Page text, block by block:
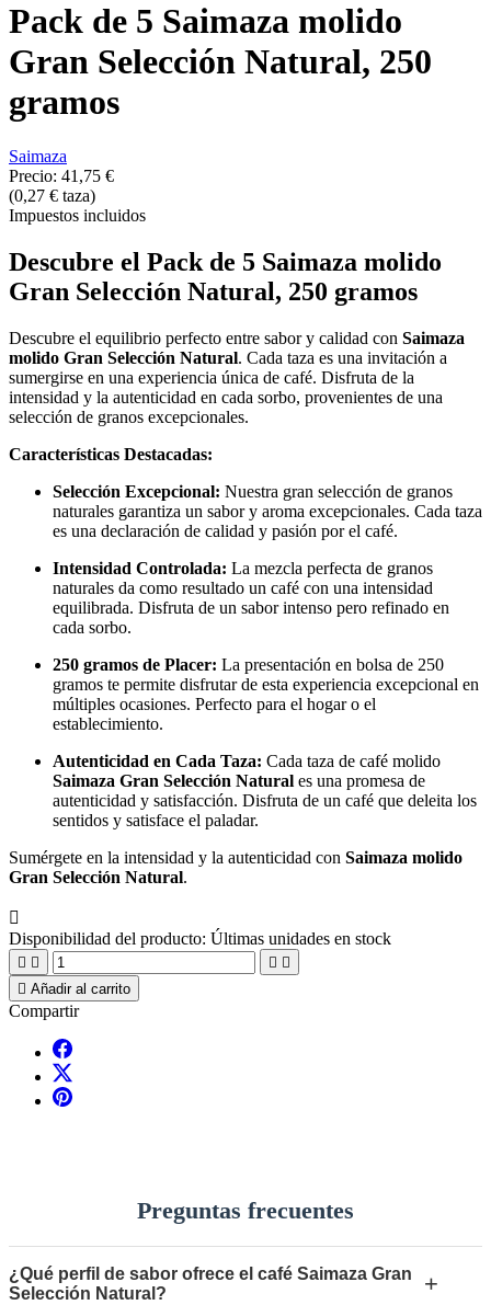
Pack de 5 Saimaza molido
Gran Selección Natural, 250
gramos
Saimaza
Precio: 41,75 €
(0,27 € taza)
Impuestos incluidos
Descubre el Pack de 5 Saimaza molido
Gran Selección Natural, 250 gramos
Descubre el equilibrio perfecto entre sabor y calidad con Saimaza
molido Gran Selección Natural. Cada taza es una invitación a
sumergirse en una experiencia única de café. Disfruta de la
intensidad y la autenticidad en cada sorbo, provenientes de una
selección de granos excepcionales.
Características Destacadas:
Selección Excepcional: Nuestra gran selección de granos
naturales garantiza un sabor y aroma excepcionales. Cada taza
es una declaración de calidad y pasión por el café.
Intensidad Controlada: La mezcla perfecta de granos
naturales da como resultado un café con una intensidad
equilibrada. Disfruta de un sabor intenso pero refinado en
cada sorbo.
250 gramos de Placer: La presentación en bolsa de 250
gramos te permite disfrutar de esta experiencia excepcional en
múltiples ocasiones. Perfecto para el hogar o el
establecimiento.
Autenticidad en Cada Taza: Cada taza de café molido
Saimaza Gran Selección Natural es una promesa de
autenticidad y satisfacción. Disfruta de un café que deleita los
sentidos y satisface el paladar.
Sumérgete en la intensidad y la autenticidad con Saimaza molido
Gran Selección Natural.

Disponibilidad del producto: Últimas unidades en stock
   
 Añadir al carrito
Compartir
Preguntas frecuentes
¿Qué perfil de sabor ofrece el café Saimaza Gran
Selección Natural?
+